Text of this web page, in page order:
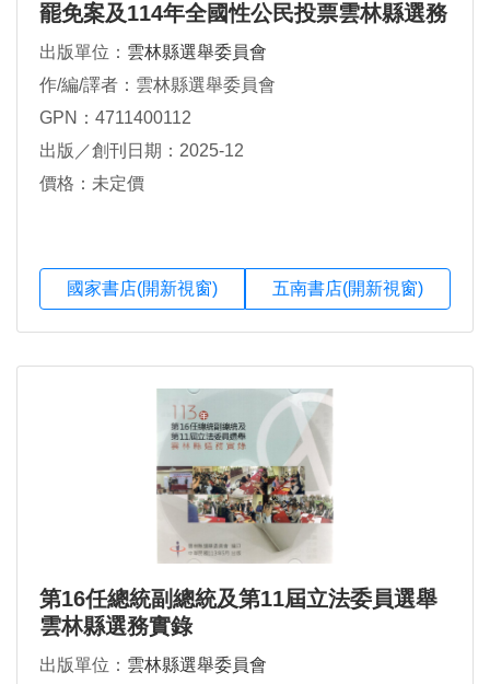
罷免案及114年全國性公民投票雲林縣選務
實錄
出版單位： 雲林縣選舉委員會
作/編/譯者：雲林縣選舉委員會
GPN：4711400112
出版／創刊日期：2025-12
價格：未定價
國家書店(開新視窗) 五南書店(開新視窗)
第16任總統副總統及第11屆立法委員選舉
雲林縣選務實錄
出版單位： 雲林縣選舉委員會